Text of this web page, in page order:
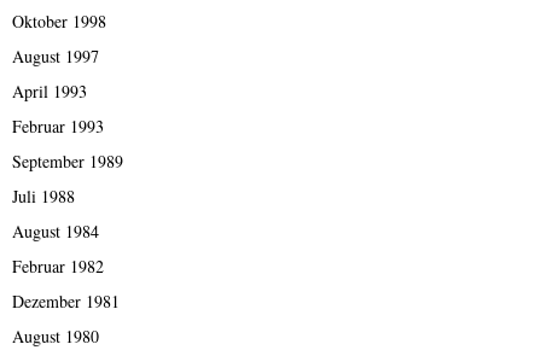
Oktober 1998
August 1997
April 1993
Februar 1993
September 1989
Juli 1988
August 1984
Februar 1982
Dezember 1981
August 1980